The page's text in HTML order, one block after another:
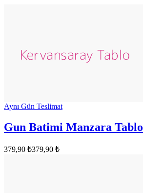
Aynı Gün Teslimat
Gun Batimi Manzara Tablo
379,90 ₺379,90 ₺